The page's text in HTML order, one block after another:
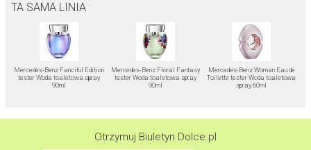
TA SAMA LINIA
Mercedes-Benz Fanciful Edition
tester Woda toaletowa spray
90ml
Mercedes-Benz Floral Fantasy
tester Woda toaletowa spray
90ml
Mercedes-Benz Woman Eau de
Toilette tester Woda toaletowa
spray 60ml
Otrzymuj Biuletyn Dolce.pl